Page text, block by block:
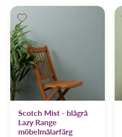
Scotch Mist - blågrå
Lazy Range
möbelmålarfärg